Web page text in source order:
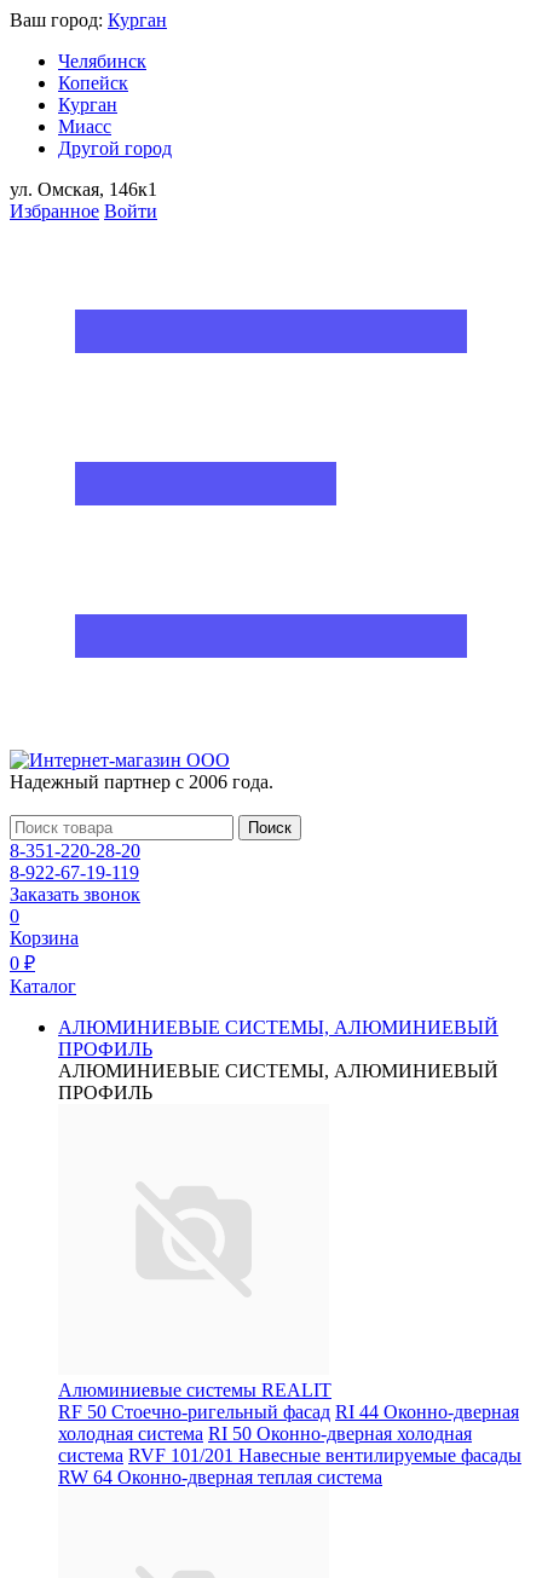
Ваш город: Курган
Челябинск
Копейск
Курган
Миасс
Другой город
ул. Омская, 146к1
Избранное Войти
Надежный партнер с 2006 года.
Поиск
8-351-220-28-20
8-922-67-19-119
Заказать звонок
0
Корзина
0 ₽
Каталог
АЛЮМИНИЕВЫЕ СИСТЕМЫ, АЛЮМИНИЕВЫЙ
ПРОФИЛЬ
АЛЮМИНИЕВЫЕ СИСТЕМЫ, АЛЮМИНИЕВЫЙ
ПРОФИЛЬ
Алюминиевые системы REALIT
RF 50 Стоечно-ригельный фасад RI 44 Оконно-дверная
холодная система RI 50 Оконно-дверная холодная
система RVF 101/201 Навесные вентилируемые фасады
RW 64 Оконно-дверная теплая система